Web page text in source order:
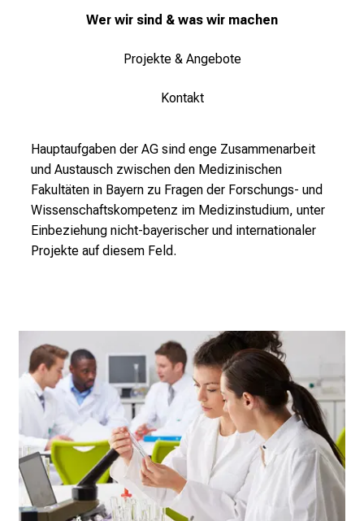
Wer wir sind & was wir machen
Projekte & Angebote
Kontakt
Hauptaufgaben der AG sind enge Zusammenarbeit
und Austausch zwischen den Medizinischen
Fakultäten in Bayern zu Fragen der Forschungs- und
Wissenschaftskompetenz im Medizinstudium, unter
Einbeziehung nicht-bayerischer und internationaler
Projekte auf diesem Feld.